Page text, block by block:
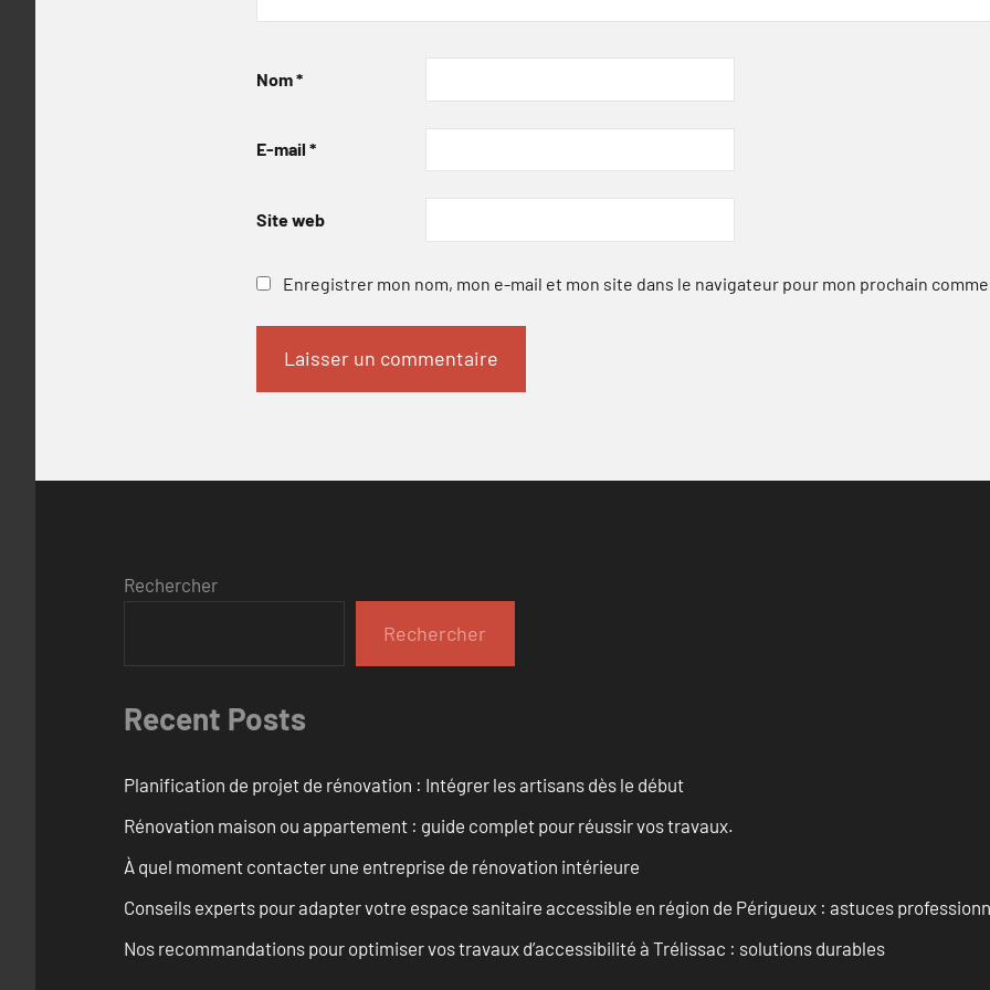
Nom*
E-mail *
Site web
Enregistrer mon nom, mon e-mail et mon site dans le navigateur pour mon prochain
Rechercher
Rechercher
Recent Posts
Planification de projet de rénovation : Intégrer les artisans dès le début
Rénovation maison ou appartement : guide complet pour réussir vos travaux.
À quel moment contacter une entreprise de rénovation intérieure
Conseils experts pour adapter votre espace sanitaire accessible en région de Périgueux : astuces
Nos recommandations pour optimiser vos travaux d’accessibilité à Trélissac : solutions durables